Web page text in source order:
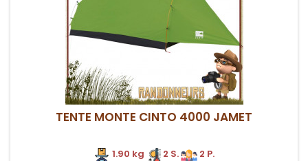
TENTE MONTE CINTO 4000 JAMET
1.90 kg 2 S.
2 P.